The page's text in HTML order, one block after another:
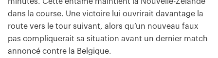
dans la course. Une victoire lui ouvrirait davantage la
route vers le tour suivant, alors qu’un nouveau faux
pas compliquerait sa situation avant un dernier match
annoncé contre la Belgique.